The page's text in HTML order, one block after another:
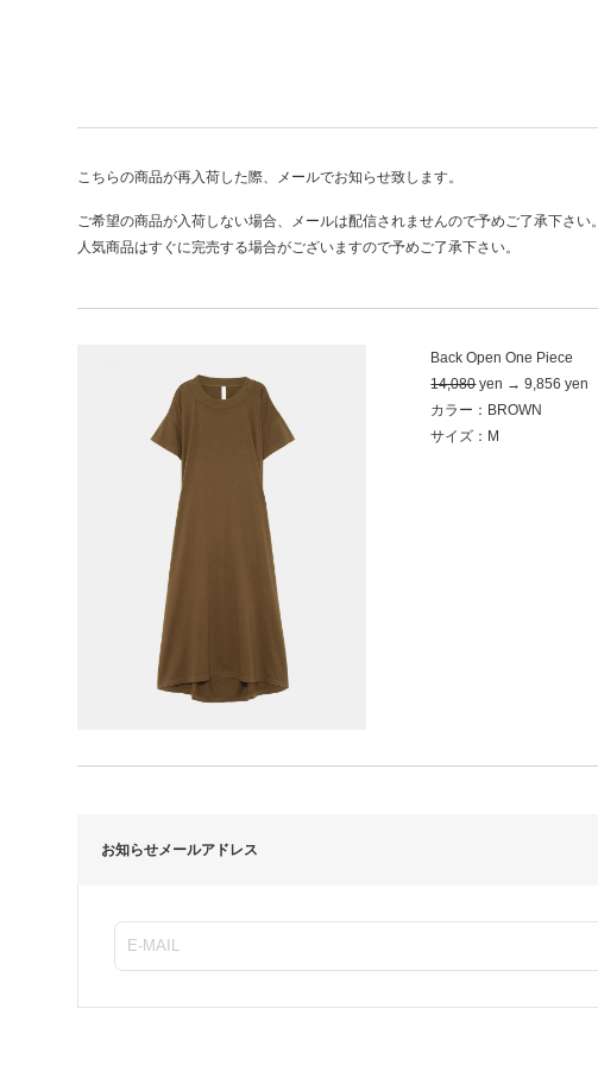
こちらの商品が再入荷した際、メールでお知らせ致します。
ご希望の商品が入荷しない場合、メールは配信されませんので予めご了承下さい。
人気商品はすぐに完売する場合がございますので予めご了承下さい。
Back Open One Piece
14,080yen → 9,856 yen
カラー：BROWN
サイズ：M
お知らせメールアドレス